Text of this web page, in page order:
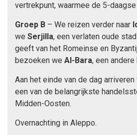
vertrekpunt, waarmee de 5-
Groep B – We reizen verder naar
we Serjilla, een verlaten oude
geeft van het Romeinse en
bezoeken we Al-Bara, een
Aan het einde van de dag arriveren
een van de belangrijkste
Midden-Oosten.
Overnachting in Aleppo.